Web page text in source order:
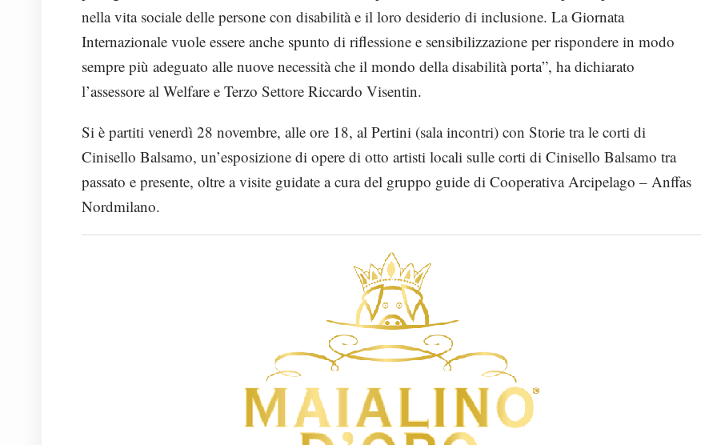
nella vita sociale delle persone con disabilità e il loro desiderio di inclusione. La Giornata
Internazionale vuole essere anche spunto di riflessione e sensibilizzazione per rispondere in modo
sempre più adeguato alle nuove necessità che il mondo della disabilità porta”, ha dichiarato
l’assessore al Welfare e Terzo Settore Riccardo Visentin.
Si è partiti venerdì 28 novembre, alle ore 18, al Pertini (sala incontri) con Storie tra le corti di
Cinisello Balsamo, un’esposizione di opere di otto artisti locali sulle corti di Cinisello Balsamo tra
passato e presente, oltre a visite guidate a cura del gruppo guide di Cooperativa Arcipelago – Anffas
Nordmilano.